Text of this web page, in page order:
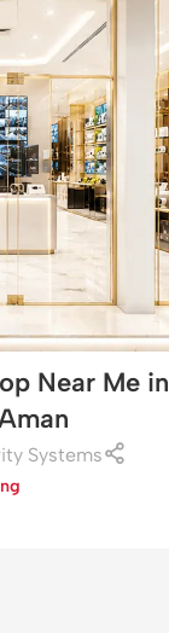
Near Me in
Systems